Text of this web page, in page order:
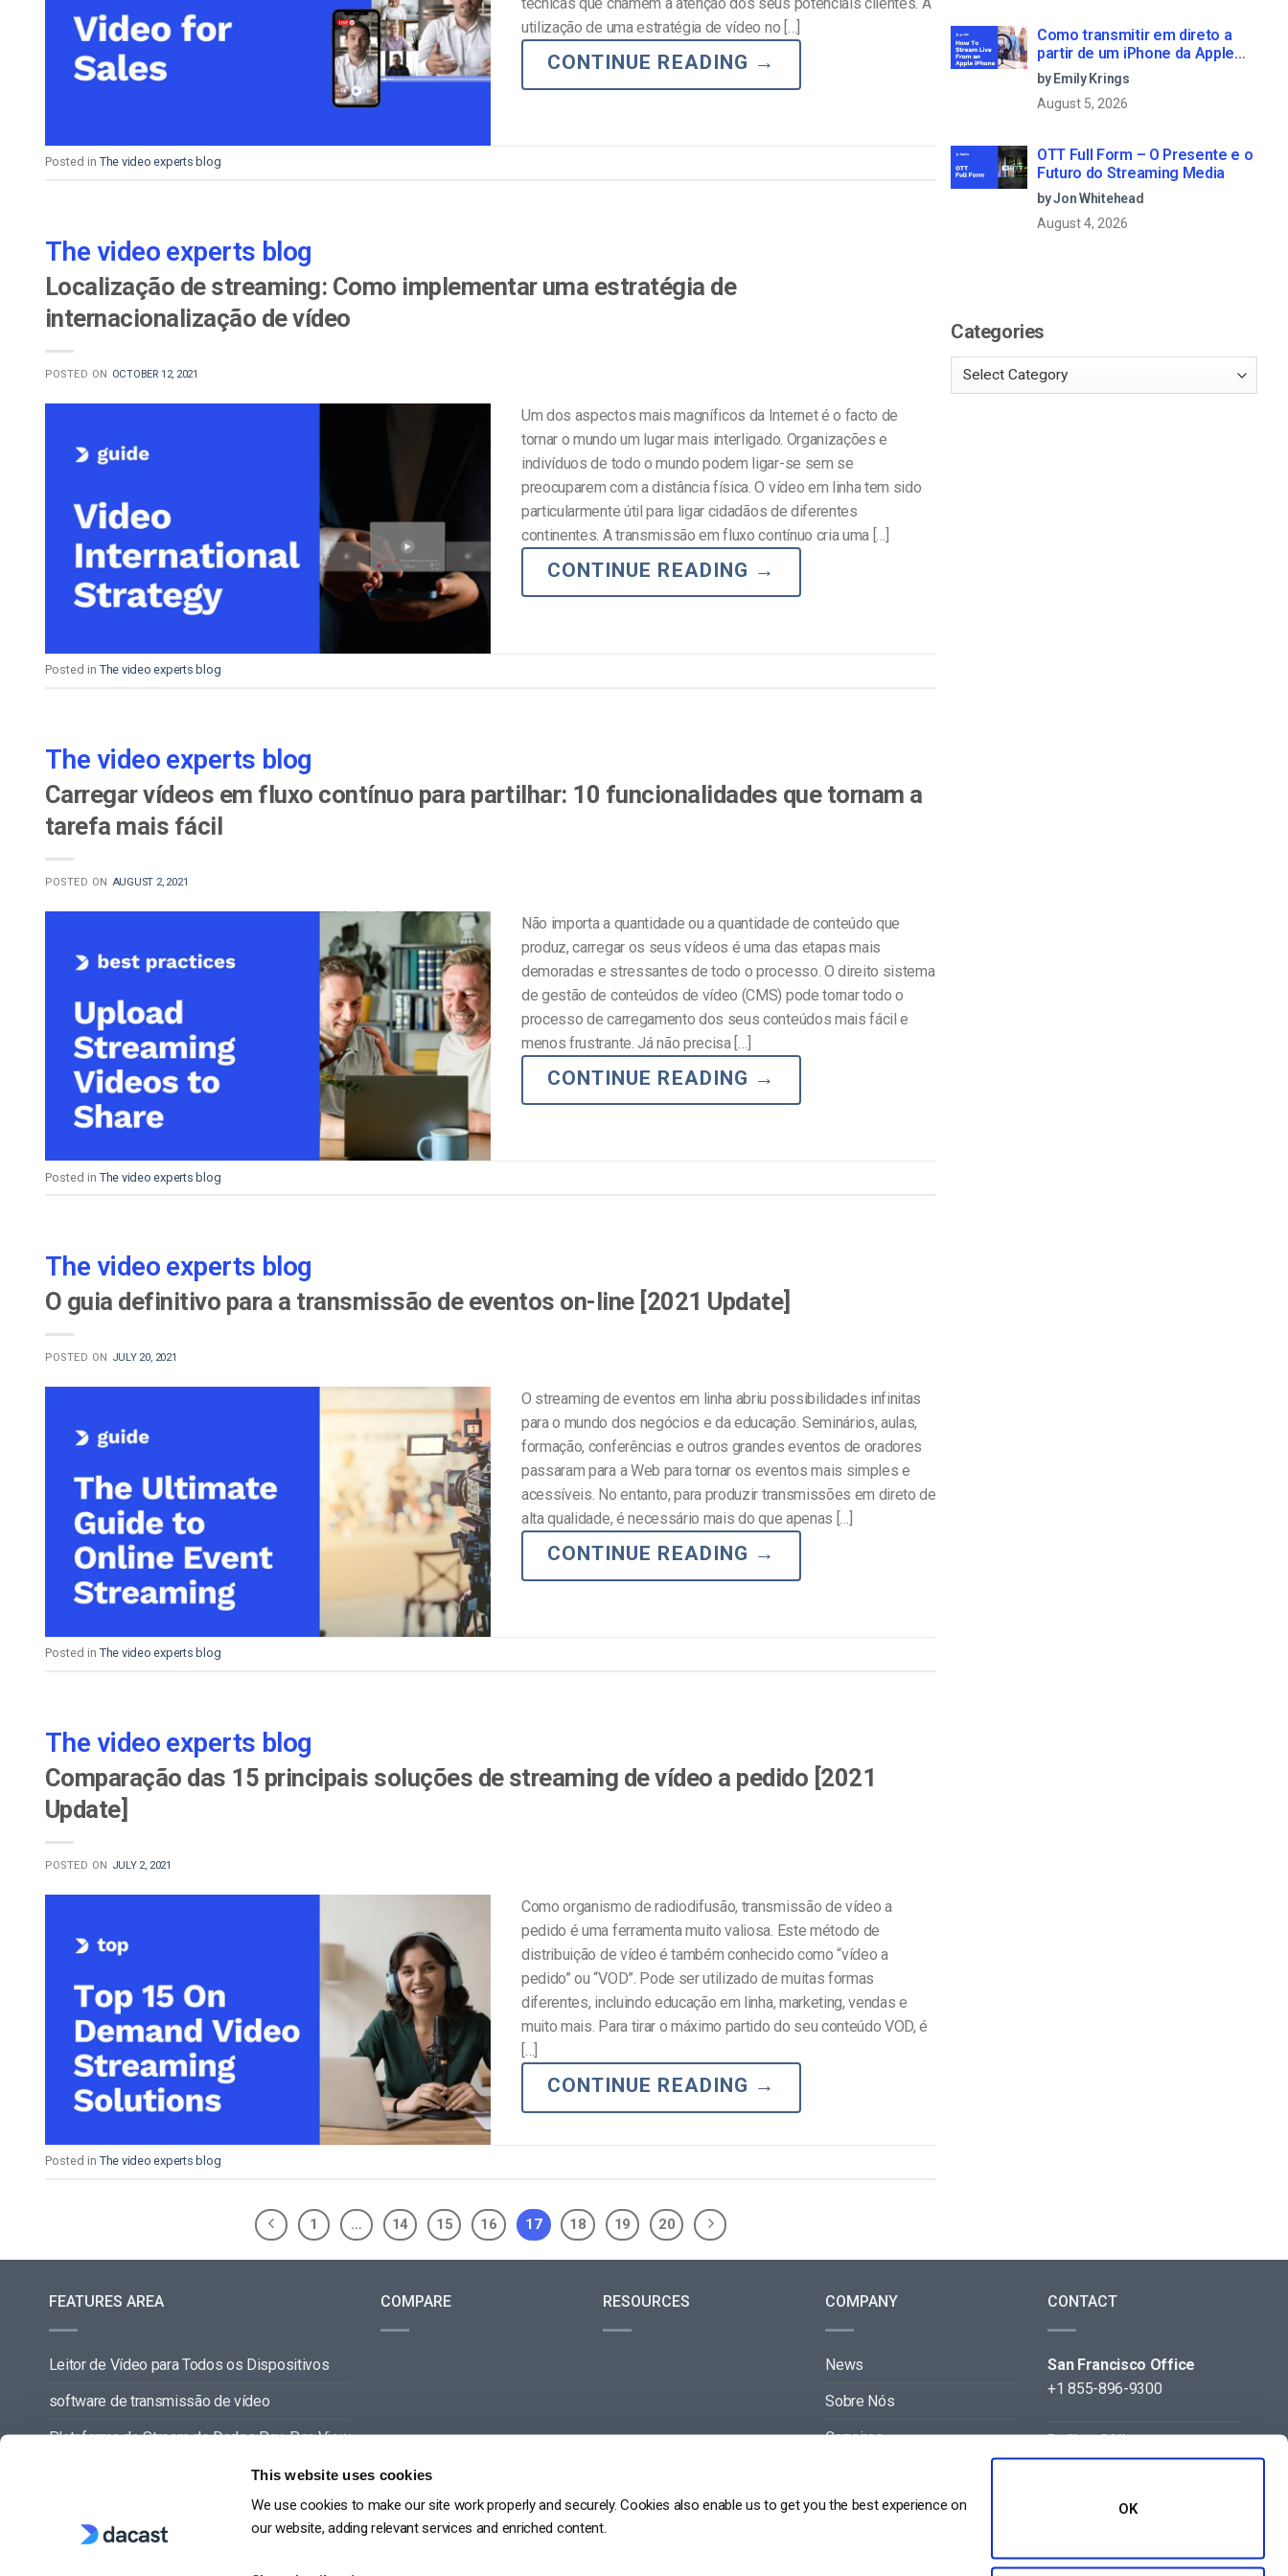
This website uses cookies
We use cookies to make our site work properly and securely. Cookies also enable us to get you the best experience on
our website, adding relevant services and enriched content.
OK
Alojamento de Vídeo Online
Video CMS
Privacidade e Segurança
Análise de Vídeo
Monetização de Vídeo
Marketing em Vídeo
utilização de uma estratégia de vídeo no […]
CONTINUE READING →
Posted in The video experts blog
The video experts blog
Localização de streaming: Como implementar uma estratégia de
internacionalização de vídeo
POSTED ON OCTOBER 12, 2021
Um dos aspectos mais magníficos da Internet é o facto de
tornar o mundo um lugar mais interligado. Organizações e
indivíduos de todo o mundo podem ligar-se sem se
preocuparem com a distância física. O vídeo em linha tem sido
particularmente útil para ligar cidadãos de diferentes
continentes. A transmissão em fluxo contínuo cria uma […]
CONTINUE READING →
Posted in The video experts blog
The video experts blog
Carregar vídeos em fluxo contínuo para partilhar: 10 funcionalidades que tornam a
tarefa mais fácil
POSTED ON AUGUST 2, 2021
Não importa a quantidade ou a quantidade de conteúdo que
produz, carregar os seus vídeos é uma das etapas mais
demoradas e stressantes de todo o processo. O direito sistema
de gestão de conteúdos de vídeo (CMS) pode tornar todo o
processo de carregamento dos seus conteúdos mais fácil e
menos frustrante. Já não precisa […]
CONTINUE READING →
Posted in The video experts blog
The video experts blog
O guia definitivo para a transmissão de eventos on-line [2021 Update]
POSTED ON JULY 20, 2021
O streaming de eventos em linha abriu possibilidades infinitas
para o mundo dos negócios e da educação. Seminários, aulas,
formação, conferências e outros grandes eventos de oradores
passaram para a Web para tornar os eventos mais simples e
acessíveis. No entanto, para produzir transmissões em direto de
alta qualidade, é necessário mais do que apenas […]
CONTINUE READING →
Posted in The video experts blog
The video experts blog
Comparação das 15 principais soluções de streaming de vídeo a pedido [2021
Update]
POSTED ON JULY 2, 2021
Como organismo de radiodifusão, transmissão de vídeo a
pedido é uma ferramenta muito valiosa. Este método de
distribuição de vídeo é também conhecido como “vídeo a
pedido” ou “VOD”. Pode ser utilizado de muitas formas
diferentes, incluindo educação em linha, marketing, vendas e
muito mais. Para tirar o máximo partido do seu conteúdo VOD, é
[…]
CONTINUE READING →
Posted in The video experts blog
1 … 14 15 16 17 18 19 20
Como transmitir em direto a
partir de um iPhone da Apple
em 6 passos simples
by Emily Krings
August 5, 2026
OTT Full Form – O Presente e o
Futuro do Streaming Media
by Jon Whitehead
August 4, 2026
Categories
FEATURES AREA
Leitor de Vídeo para Todos os Dispositivos
software de transmissão de vídeo
Plataforma de Stream de Dados Pay-Per-View
COMPARE RESOURCES COMPANY
News
Sobre Nós
Carreiras
Parceiros
CONTACT
San Francisco Office
+1 855-896-9300
Beijing Office
+86 105-123-5043